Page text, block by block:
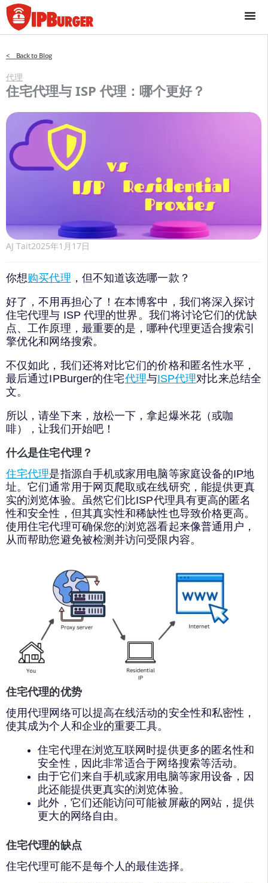
跳
至
内
< Back to Blog
代理
住宅代理与 ISP 代理：哪个更好？
AJ Tait2025年1月17日
你想购买代理 ，但不知道该选哪一款？
好了，不用再担心了！在本博客中，我们将深入探讨
住宅代理与 ISP 代理的世界。我们将讨论它们的优缺
点、工作原理，最重要的是，哪种代理更适合搜索引
擎优化和网络搜索。
不仅如此，我们还将对比它们的价格和匿名性水平，
最后通过IPBurger的住宅代理与ISP代理对比来总结全
文。
所以，请坐下来，放松一下，拿起爆米花（或咖
啡），让我们开始吧！
什么是住宅代理？
住宅代理是指源自手机或家用电脑等家庭设备的IP地
址。它们通常用于网页爬取或在线研究，能提供更真
实的浏览体验。虽然它们比ISP代理具有更高的匿名
性和安全性，但其真实性和稀缺性也导致价格更高。
使用住宅代理可确保您的浏览器看起来像普通用户，
从而帮助您避免被检测并访问受限内容。
住宅代理的优势
使用代理网络可以提高在线活动的安全性和私密性，
使其成为个人和企业的重要工具。
住宅代理在浏览互联网时提供更多的匿名性和
安全性，因此非常适合于网络搜索等活动。
由于它们来自手机或家用电脑等家用设备，因
此还能提供更真实的浏览体验。
此外，它们还能访问可能被屏蔽的网站，提供
更大的网络自由。
住宅代理的缺点
住宅代理可能不是每个人的最佳选择。